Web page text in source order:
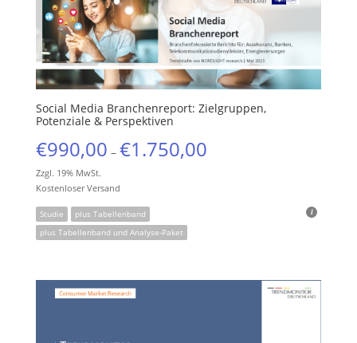
Social Media Branchenreport: Zielgruppen,
Potenziale & Perspektiven
€990,00 – €1.750,00
Zzgl. 19% MwSt.
Kostenloser Versand
Studie
plus Tabellenband
plus Tabellenband und Analyse-Paket